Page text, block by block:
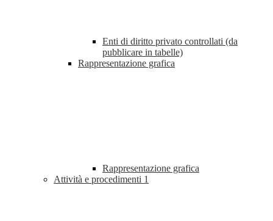
Enti di diritto privato controllati (da
pubblicare in tabelle)
Rappresentazione grafica
Rappresentazione grafica
Attività e procedimenti 1